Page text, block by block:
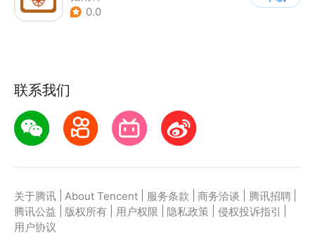
0.0
联系我们
关于腾讯 About Tencent 服务条款 商务洽谈 腾讯招聘
腾讯公益
版权所有 用户权限 隐私政策 侵权投诉指引
用户协议